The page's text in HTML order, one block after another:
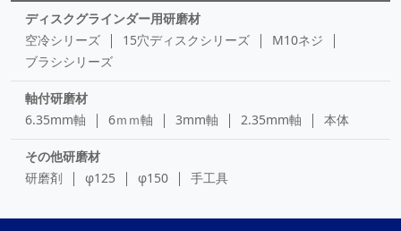
ディスクグラインダー用研磨材
空冷シリーズ
15穴ディスクシリーズ
M10ネジ
ブラシシリーズ
軸付研磨材
6.35mm軸
6ｍｍ軸 3mm軸 2.35mm軸 本体
その他研磨材
研磨剤
φ125 φ150 手工具